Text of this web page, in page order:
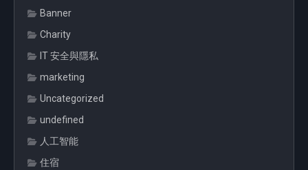
Banner
Charity
IT 安全與隱私
marketing
Uncategorized
undefined
人工智能
住宿